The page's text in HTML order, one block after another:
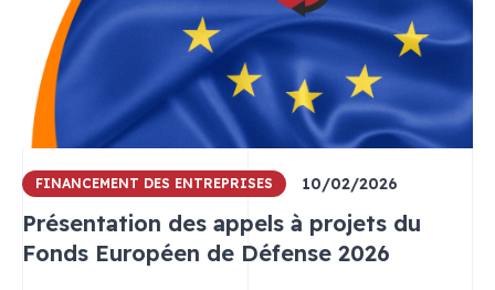
FINANCEMENT DES ENTREPRISES 10/02/2026
Présentation des appels à projets du
Fonds Européen de Défense 2026